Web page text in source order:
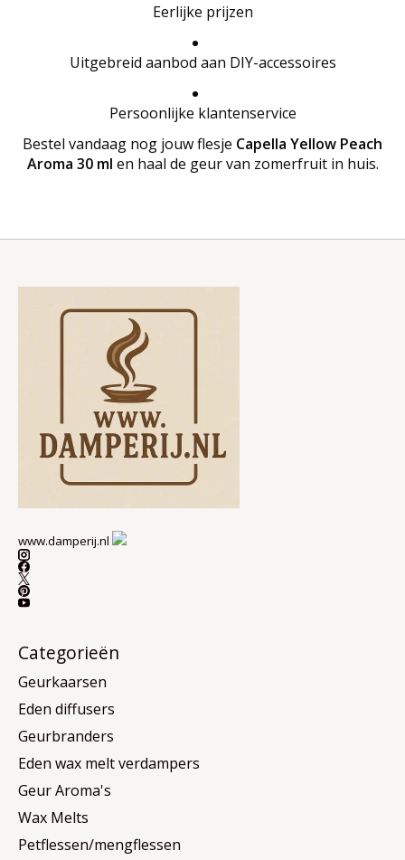
Eerlijke prijzen
Uitgebreid aanbod aan DIY-accessoires
Persoonlijke klantenservice
Bestel vandaag nog jouw flesje Capella Yellow Peach
Aroma 30 ml en haal de geur van zomerfruit in huis.
www.damperij.nl
Categorieën
Geurkaarsen
Eden diffusers
Geurbranders
Eden wax melt verdampers
Geur Aroma's
Wax Melts
Petflessen/mengflessen